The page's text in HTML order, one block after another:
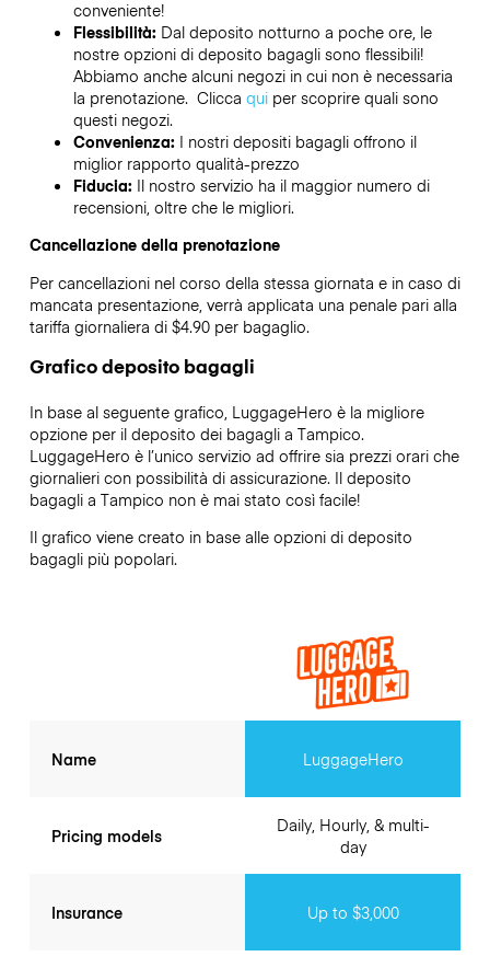
conveniente!
Flessibilità: Dal deposito notturno a poche ore, le
nostre opzioni di deposito bagagli sono flessibili!
Abbiamo anche alcuni negozi in cui non è necessaria
la prenotazione. Clicca quiper scoprire quali sono
questi negozi.
Convenienza: I nostri depositi bagagli offrono il
miglior rapporto qualità-prezzo
Fiducia: Il nostro servizio ha il maggior numero di
recensioni, oltre che le migliori.
Cancellazione della prenotazione
Per cancellazioni nel corso della stessa giornata e in caso di
mancata presentazione, verrà applicata una penale pari alla
tariffa giornaliera di $4.90 per bagaglio.
Grafico deposito bagagli
In base al seguente grafico, LuggageHero è la migliore
opzione per il deposito dei bagagli a Tampico.
LuggageHero è l’unico servizio ad offrire sia prezzi orari che
giornalieri con possibilità di assicurazione. Il deposito
bagagli a Tampico non è mai stato così facile!
Il grafico viene creato in base alle opzioni di deposito
bagagli più popolari.
Name
Pricing models
Insurance
LuggageHero
Daily, Hourly, & multi-
day
Up to $3,000